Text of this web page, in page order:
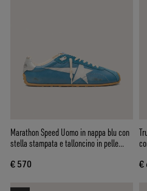
Marathon Speed Uomo in nappa blu con
stella stampata e talloncino in pelle
€ 570 €